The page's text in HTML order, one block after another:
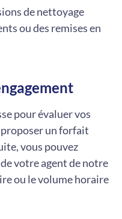
de nettoyage
ou des remises en
pour évaluer vos
un forfait
vous pouvez
votre agent de notre
ou le volume horaire